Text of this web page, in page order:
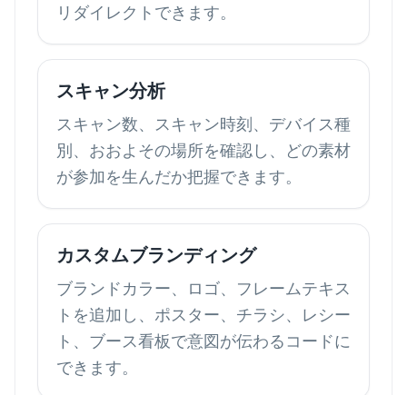
リダイレクトできます。
スキャン分析
スキャン数、スキャン時刻、デバイス種
別、おおよその場所を確認し、どの素材
が参加を生んだか把握できます。
カスタムブランディング
ブランドカラー、ロゴ、フレームテキス
トを追加し、ポスター、チラシ、レシー
ト、ブース看板で意図が伝わるコードに
できます。